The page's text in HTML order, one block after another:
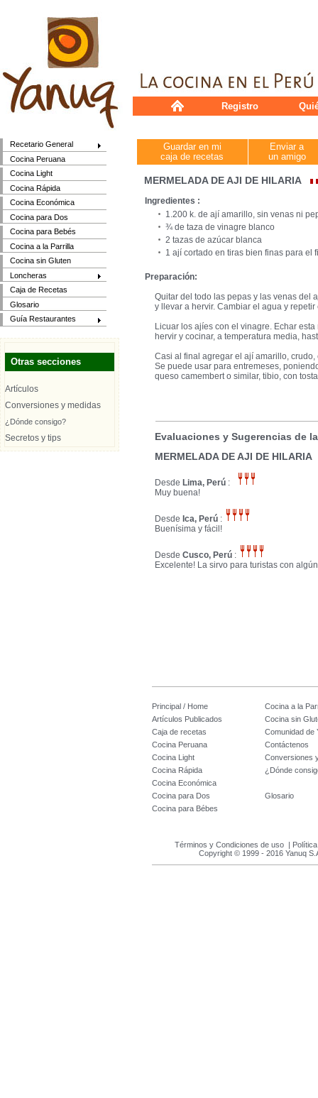
Recetario General
Cocina Peruana
Cocina Light
Cocina Rápida
Cocina Económica
Cocina para Dos
Cocina para Bebés
Cocina a la Parrilla
Cocina sin Gluten
Loncheras
Caja de Recetas
Glosario
Guía Restaurantes
Otras secciones
Artículos
Conversiones y medidas
¿Dónde consigo?
Secretos y tips
Registro
Guardar en mi
caja de recetas
Enviar a
un amigo
MERMELADA DE AJI DE HILARIA
Ingredientes :
1.200 k. de ají amarillo, sin venas ni
¾ de taza de vinagre blanco
2 tazas de azúcar blanca
1 ají cortado en tiras bien finas para el
Preparación:
Quitar del todo las pepas y las venas del
y llevar a hervir. Cambiar el agua y
Licuar los ajíes con el vinagre. Echar
hervir y cocinar, a temperatura media,
Casi al final agregar el ají amarillo,
Se puede usar para entremeses,
queso camembert o similar, tibio, con
Evaluaciones y Sugerencias de
MERMELADA DE AJI DE HILARIA
Desde Lima, Perú :
Muy buena!
Desde Ica, Perú :
Buenísima y fácil!
DesdeCusco, Perú :
Excelente! La sirvo para turistas con
Principal / Home
Cocina a la
Artículos Publicados
Cocina sin
Caja de recetas
Comunidad de
Cocina Peruana
Contáctenos
Cocina Light
Conversiones
Cocina Rápida
¿Dónde
Cocina Económica
Cocina para Dos
Glosario
Cocina para Bébes
Términos y Condiciones de uso |
Copyright © 1999 - 2016 Yanuq